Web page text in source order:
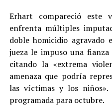
Erhart compareció este
enfrenta múltiples
doble homicidio agravado
jueza le impuso una
citando la «extrema
amenaza que podría
las víctimas y los niños».
programada para octubre.